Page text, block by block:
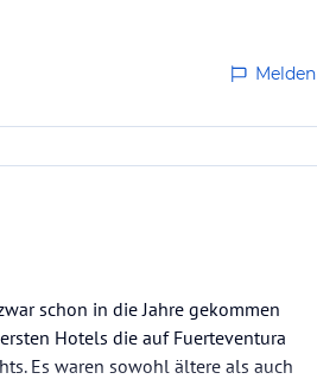
Melden
schon in die Jahre gekommen
Hotels die auf Fuerteventura
Es waren sowohl ältere als auch